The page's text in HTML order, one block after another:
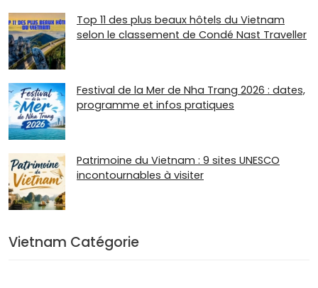
Top 11 des plus beaux hôtels du Vietnam
selon le classement de Condé Nast Traveller
Festival de la Mer de Nha Trang 2026 : dates,
programme et infos pratiques
Patrimoine du Vietnam : 9 sites UNESCO
incontournables à visiter
Vietnam Catégorie